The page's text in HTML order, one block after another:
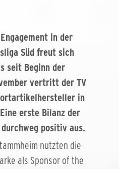
in der
Süd freut sich
seit Beginn der
vertritt der TV
in
erste Bilanz der
positiv aus.
nutzten die
als Sponsor of the